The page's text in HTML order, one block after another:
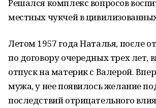
Решался комплекс вопросов
местных чукчей в
Летом 1957 года Наталья, после
по договору очередных трех лет,
отпуск на материк с Валерой.
мужа, у нее появилось желание
последствий отрицательного